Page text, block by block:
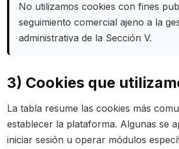
No utilizamos cookies con fines
seguimiento comercial ajeno a la
administrativa de la Sección V.
3) Cookies que
La tabla resume las cookies más
establecer la plataforma. Algunas se
iniciar sesión u operar módulos